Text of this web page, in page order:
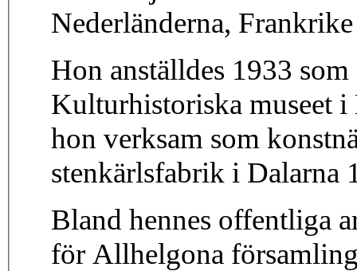
Nederländerna,
Hon anställdes 1933
Kulturhistoriska museet
hon verksam som
stenkärlsfabrik i Dalarna
Bland hennes offentliga
för Allhelgona